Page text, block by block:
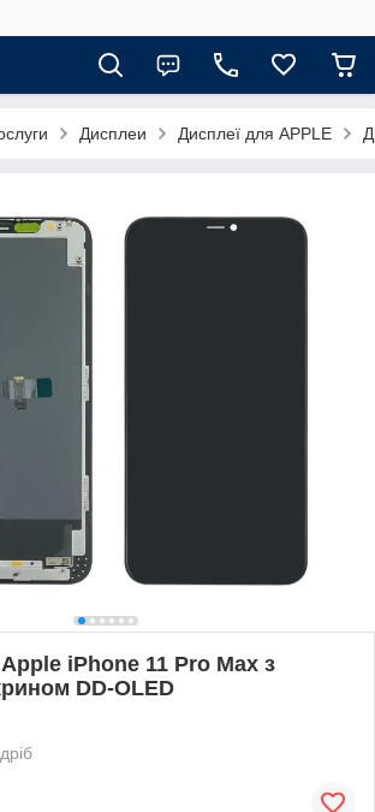
Дисплеи Дисплеї для APPLE
iPhone 11 Pro Max з
DD-OLED